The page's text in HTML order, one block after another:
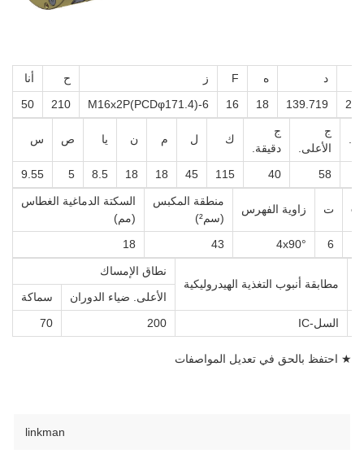
د ه F ز ح
أنا
220
139.719
18
16
6-M16x2P(PCDφ171.4)
210
50
ج
الأعلى.
ج
دقيقة.
ك ل م ن يا ص س
58
40
115
45
18
18
8.5
5
9.55
ت زاوية الفهرس
منطقة المكبس
(سم²)
السكتة الدماغية الغطاس
(مم)
6
4x90°
43
18
مطابقة أنبوب التغذية الهيدروليكية
نطاق الإمساك
الأعلى. ضياء الدوران
سماكة
السل-IC
200
70
★ احتفظ بالحق في تعديل المواصفات